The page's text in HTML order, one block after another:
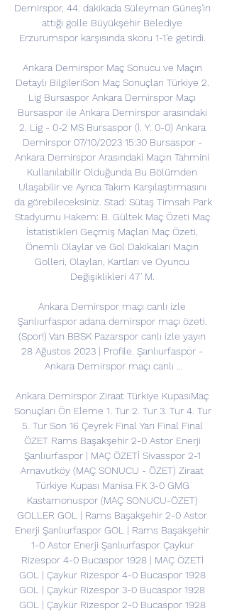
Demirspor, 44. dakikada Süleyman Güneş'in
attığı golle Büyükşehir Belediye
Erzurumspor karşısında skoru 1-1'e getirdi.
Ankara Demirspor Maç Sonucu ve Maçın
Detaylı BilgileriSon Maç Sonuçları Türkiye 2.
Lig Bursaspor Ankara Demirspor Maçı
Bursaspor ile Ankara Demirspor arasındaki
2. Lig - 0-2 MS Bursaspor (İ. Y: 0-0) Ankara
Demirspor 07/10/2023 15:30 Bursaspor -
Ankara Demirspor Arasındaki Maçın Tahmini
Kullanılabilir Olduğunda Bu Bölümden
Ulaşabilir ve Ayrıca Takım Karşılaştırmasını
da görebileceksiniz. Stad: Sütaş Timsah Park
Stadyumu Hakem: B. Gültek Maç Özeti Maç
İstatistikleri Geçmiş Maçları Maç Özeti,
Önemli Olaylar ve Gol Dakikaları Maçın
Golleri, Olayları, Kartları ve Oyuncu
Değişiklikleri 47' M.
Ankara Demirspor maçı canlı izle
Şanlıurfaspor adana demirspor maçı özeti.
(Spor!) Van BBSK Pazarspor canlı izle yayın
28 Ağustos 2023 | Profile. Şanlıurfaspor -
Ankara Demirspor maçı canlı ...
Ankara Demirspor Ziraat Türkiye KupasıMaç
Sonuçları Ön Eleme 1. Tur 2. Tur 3. Tur 4. Tur
5. Tur Son 16 Çeyrek Final Yarı Final Final
ÖZET Rams Başakşehir 2-0 Astor Enerji
Şanlıurfaspor | MAÇ ÖZETİ Sivasspor 2-1
Arnavutköy (MAÇ SONUCU - ÖZET) Ziraat
Türkiye Kupası Manisa FK 3-0 GMG
Kastamonuspor (MAÇ SONUCU-ÖZET)
GOLLER GOL | Rams Başakşehir 2-0 Astor
Enerji Şanlıurfaspor GOL | Rams Başakşehir
1-0 Astor Enerji Şanlıurfaspor Çaykur
Rizespor 4-0 Bucaspor 1928 | MAÇ ÖZETİ
GOL | Çaykur Rizespor 4-0 Bucaspor 1928
GOL | Çaykur Rizespor 3-0 Bucaspor 1928
GOL | Çaykur Rizespor 2-0 Bucaspor 1928